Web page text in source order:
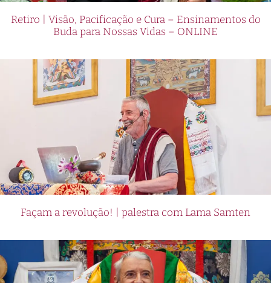
Retiro | Visão, Pacificação e Cura – Ensinamentos do
Buda para Nossas Vidas – ONLINE
Façam a revolução! | palestra com Lama Samten